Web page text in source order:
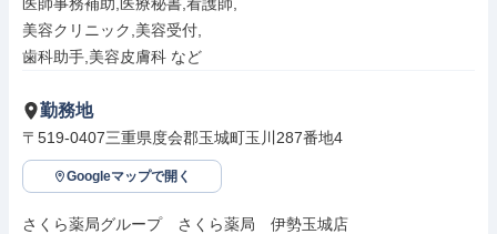
美容クリニック,美容受付,
歯科助手,美容皮膚科 など
勤務地
〒519-0407三重県度会郡玉城町玉川287番地4
Googleマップで開く
さくら薬局グループ　さくら薬局　伊勢玉城店